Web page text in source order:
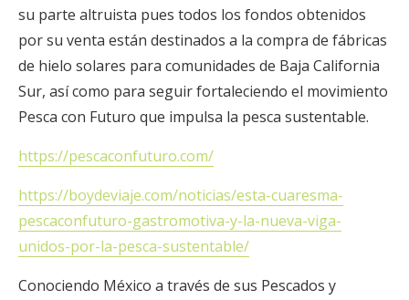
su parte altruista pues todos los fondos obtenidos
por su venta están destinados a la compra de fábricas
de hielo solares para comunidades de Baja California
Sur, así como para seguir fortaleciendo el movimiento
Pesca con Futuro que impulsa la pesca sustentable.
https://pescaconfuturo.com/
https://boydeviaje.com/noticias/esta-cuaresma-
pescaconfuturo-gastromotiva-y-la-nueva-viga-
unidos-por-la-pesca-sustentable/
Conociendo México a través de sus Pescados y